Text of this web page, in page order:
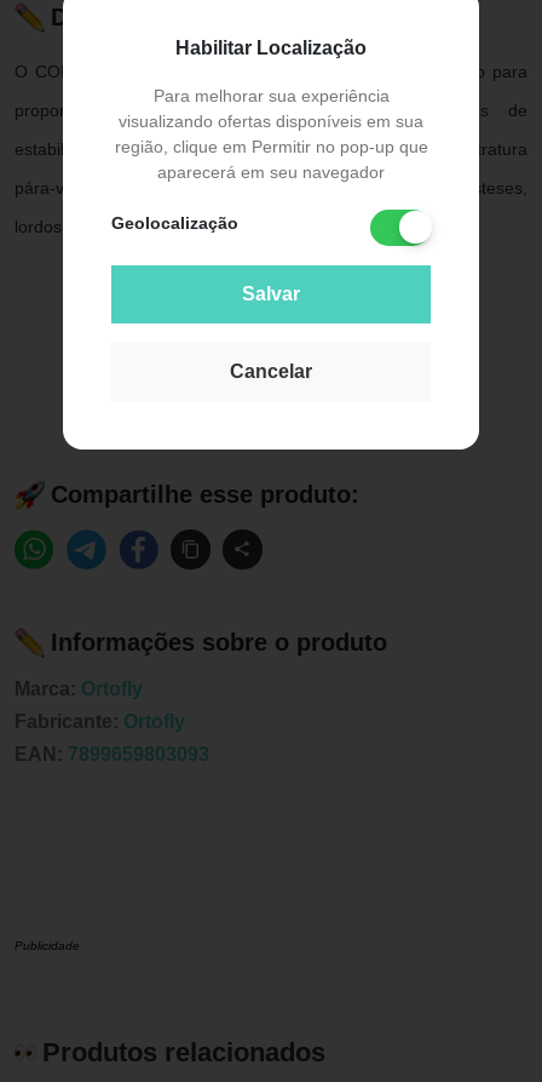
Habilitar Localização
Para melhorar sua experiência
visualizando ofertas disponíveis em sua
região, clique em Permitir no pop-up que
aparecerá em seu navegador
Geolocalização
Salvar
Cancelar
Descrição do Produto
O COLETE EM BRIM PUTTI ALTO ORTOFLY foi elaborado para
proporcionar conforto e segurança, i
deal em casos de
estabilização da coluna lombo-sacra, em casos de contratura
pára-vertebral, pós traumática, artroses, espondilolisteses,
lordoses, pós-operatório e outras afecções da região.
Compartilhe esse produto:
Informações sobre o produto
Marca: Ortofly
Fabricante: Ortofly
EAN: 7899659803093
Publicidade
Produtos relacionados